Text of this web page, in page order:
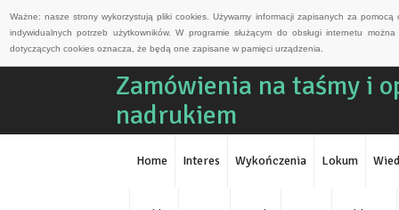
Ważne: nasze strony wykorzystują pliki cookies. Używamy informacji zapisanych za
indywidualnych potrzeb użytkowników. W programie służącym do obsługi internetu
dotyczących cookies oznacza, że będą one zapisane w pamięci urządzenia.
Zamówienia na taśmy i
nadrukiem
Home Interes Wykończenia Lokum